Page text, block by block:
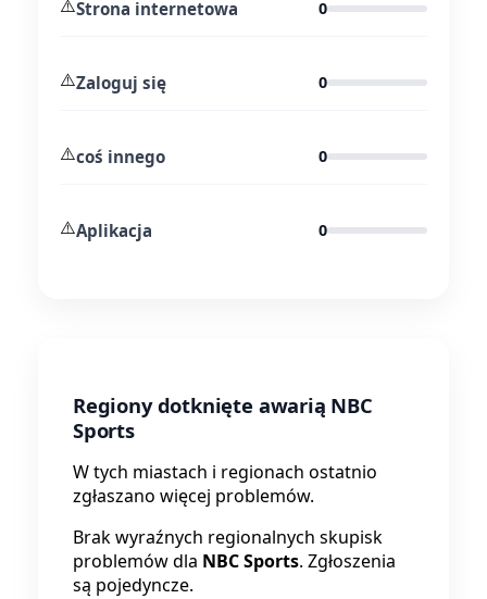
⚠️Strona internetowa 0
⚠️Zaloguj się 0
⚠️coś innego 0
⚠️Aplikacja 0
Regiony dotknięte awarią NBC
Sports
W tych miastach i regionach ostatnio
zgłaszano więcej problemów.
Brak wyraźnych regionalnych skupisk
problemów dla NBC Sports. Zgłoszenia
są pojedyncze.